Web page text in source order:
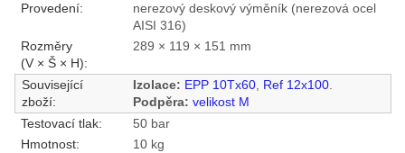
Provedení:
nerezový deskový výměník (nerezová ocel
AISI 316)
Rozměry
(V × Š × H):
289 × 119 × 151 mm
Související
zboží:
Izolace: EPP 10Tx60, Ref 12x100.
Podpěra: velikost M
Testovací tlak:
50 bar
Hmotnost:
10 kg